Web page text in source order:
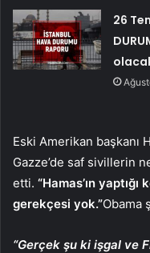
26
Eski Amerikan başkanı
Gazze’de saf sivillerin
etti. “Hamas’ın
gerekçesi yok.”Obama
“Gerçek şu ki işgal ve